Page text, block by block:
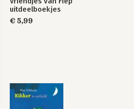
uitdeelboekjes
€ 5,99